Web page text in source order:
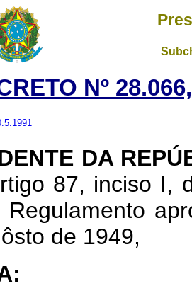
Nº
DA
87, inciso I,
Regulamento
de 1949,